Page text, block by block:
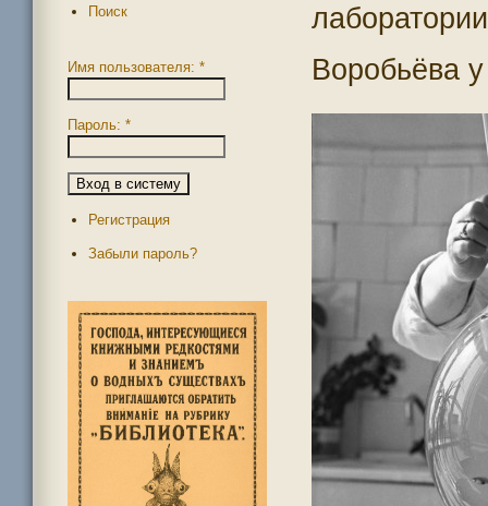
Воробьёва
Поиск
Имя пользователя: *
Пароль: *
Регистрация
Забыли пароль?